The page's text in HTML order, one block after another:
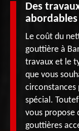
Des
abordables
Le coût du
gouttière à
travaux et le
que vous
circonstances
spécial.
vous propose
gouttières